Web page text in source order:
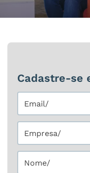
Cadastre-se